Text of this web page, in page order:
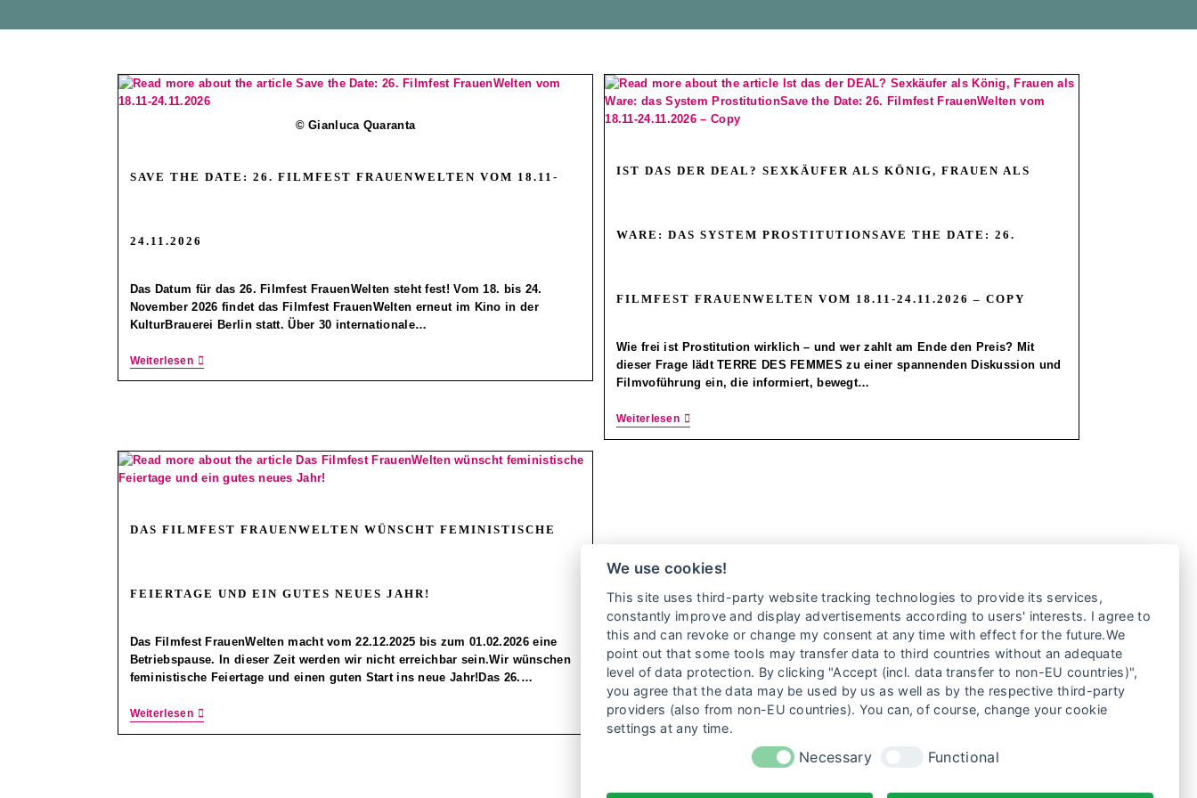
© Gianluca Quaranta
SAVE THE DATE: 26. FILMFEST FRAUENWELTEN VOM 18.11-
24.11.2026
Das Datum für das 26. Filmfest FrauenWelten steht fest! Vom 18. bis 24.
November 2026 findet das Filmfest FrauenWelten erneut im Kino in der
KulturBrauerei Berlin statt. Über 30 internationale…
Weiterlesen
IST DAS DER DEAL? SEXKÄUFER ALS KÖNIG, FRAUEN ALS
WARE: DAS SYSTEM PROSTITUTIONSAVE THE DATE: 26.
FILMFEST FRAUENWELTEN VOM 18.11-24.11.2026 – COPY
Wie frei ist Prostitution wirklich – und wer zahlt am Ende den Preis? Mit
dieser Frage lädt TERRE DES FEMMES zu einer spannenden Diskussion und
Filmvoführung ein, die informiert, bewegt…
Weiterlesen
DAS FILMFEST FRAUENWELTEN WÜNSCHT FEMINISTISCHE
FEIERTAGE UND EIN GUTES NEUES JAHR!
Das Filmfest FrauenWelten macht vom 22.12.2025 bis zum 01.02.2026 eine
Betriebspause. In dieser Zeit werden wir nicht erreichbar sein.Wir wünschen
feministische Feiertage und einen guten Start ins neue Jahr!Das 26.…
Weiterlesen
1
We use cookies!
This site uses third-party website tracking technologies to provide its services,
constantly improve and display advertisements according to users' interests. I agree to
this and can revoke or change my consent at any time with effect for the future.We
point out that some tools may transfer data to third countries without an adequate
level of data protection. By clicking "Accept (incl. data transfer to non-EU countries)",
you agree that the data may be used by us as well as by the respective third-party
providers (also from non-EU countries). You can, of course, change your cookie
settings at any time.
Necessary Functional